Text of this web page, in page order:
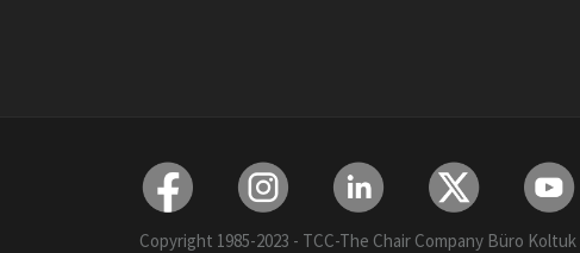
Copyright 1985-2023 - TCC-The Chair Company Büro Koltuk